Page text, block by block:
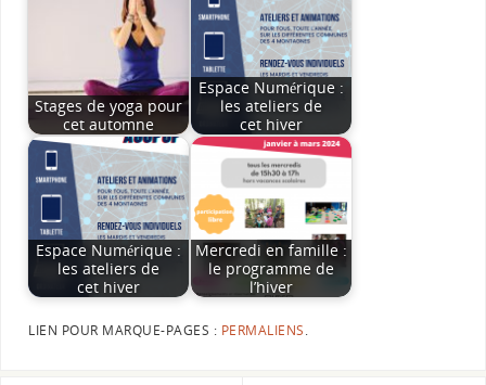
Stages de yoga pour
cet automne
Espace Numérique :
les ateliers de
cet hiver
Espace Numérique :
les ateliers de
cet hiver
Mercredi en famille :
le programme de
l’hiver
LIEN POUR MARQUE-PAGES : PERMALIENS.